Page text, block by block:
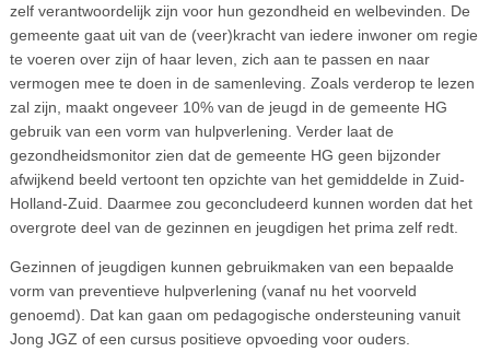
zelf verantwoordelijk zijn voor hun gezondheid en welbevinden. De
gemeente gaat uit van de (veer)kracht van iedere inwoner om regie
te voeren over zijn of haar leven, zich aan te passen en naar
vermogen mee te doen in de samenleving. Zoals verderop te lezen
zal zijn, maakt ongeveer 10% van de jeugd in de gemeente HG
gebruik van een vorm van hulpverlening. Verder laat de
gezondheidsmonitor zien dat de gemeente HG geen bijzonder
afwijkend beeld vertoont ten opzichte van het gemiddelde in Zuid-
Holland-Zuid. Daarmee zou geconcludeerd kunnen worden dat het
overgrote deel van de gezinnen en jeugdigen het prima zelf redt.
Gezinnen of jeugdigen kunnen gebruikmaken van een bepaalde
vorm van preventieve hulpverlening (vanaf nu het voorveld
genoemd). Dat kan gaan om pedagogische ondersteuning vanuit
Jong JGZ of een cursus positieve opvoeding voor ouders.